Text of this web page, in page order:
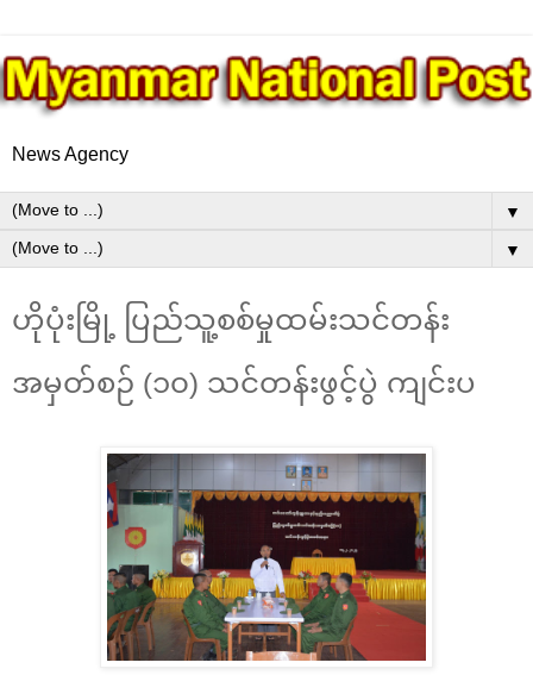
News Agency
▼
▼
ဟိုပုံးမြို့ ပြည်သူ့စစ်မှုထမ်းသင်တန်း
အမှတ်စဉ် (၁၀) သင်တန်းဖွင့်ပွဲ ကျင်းပ